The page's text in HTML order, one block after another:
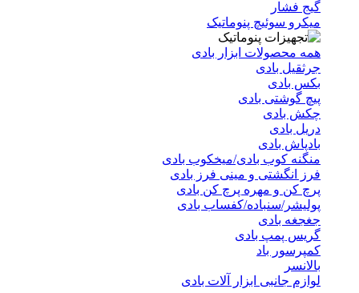
گیج فشار
میکرو سوئیچ پنوماتیک
همه محصولات ابزار بادی
جرثقیل بادی
بکس بادی
پیچ گوشتی بادی
چکش بادی
دریل بادی
بادپاش بادی
منگنه کوب بادی/میخکوب بادی
فرز انگشتی و مینی فرز بادی
پرچ کن و مهره پرچ کن بادی
پولیشر/سنباده/کفساب بادی
جغجغه بادی
گریس پمپ بادی
کمپرسور باد
بالانسر
لوازم جانبی ابزار آلات بادی